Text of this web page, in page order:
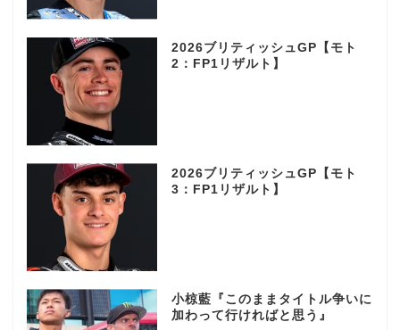
2026ブリティッシュGP【モト
2：FP1リザルト】
2026ブリティッシュGP【モト
3：FP1リザルト】
小椋藍『このままタイトル争いに
加わって行ければと思う』